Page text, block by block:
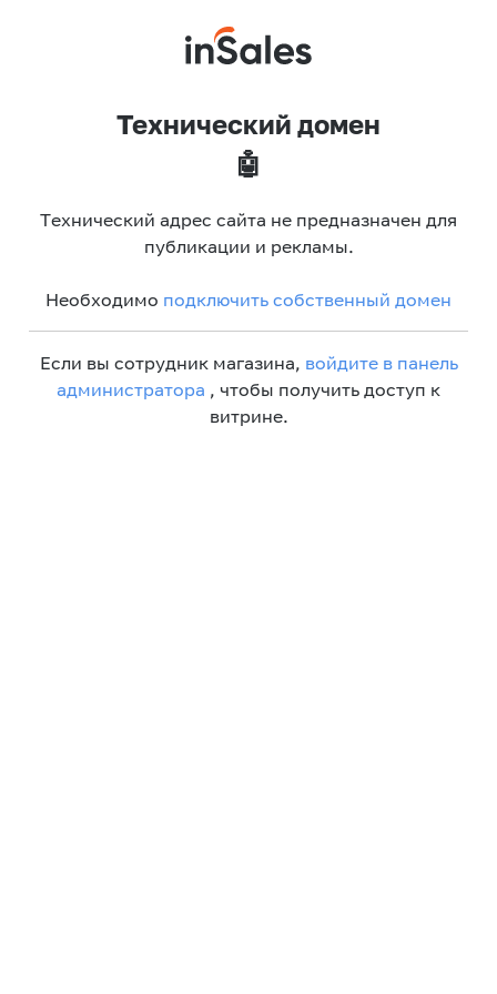
Технический домен
🤖
Технический адрес сайта не предназначен для
публикации и рекламы.
Необходимо подключить собственный домен
Если вы сотрудник магазина, войдите в панель
администратора , чтобы получить доступ к
витрине.